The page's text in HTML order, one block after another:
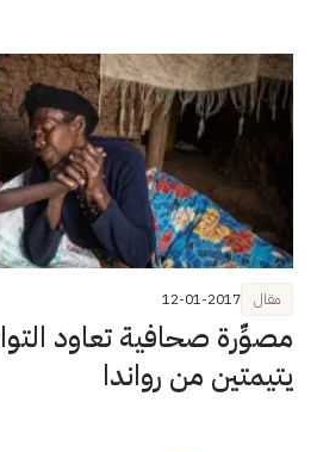
مصوِّرة صحافية تعاود
يتيمتين من رواندا
مقال 12-01-2017